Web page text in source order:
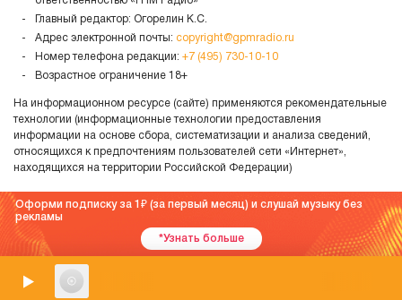
Главный редактор: Огорелин К.С.
Адрес электронной почты: copyright@gpmradio.ru
Номер телефона редакции: +7 (495) 730-10-10
Возрастное ограничение 18+
На информационном ресурсе (сайте) применяются рекомендательные
технологии (информационные технологии предоставления
информации на основе сбора, систематизации и анализа сведений,
относящихся к предпочтениям пользователей сети «Интернет»,
находящихся на территории Российской Федерации)
Оформи подписку за 1
(за первый месяц) и слушай музыку без
рекламы
*Узнать больше